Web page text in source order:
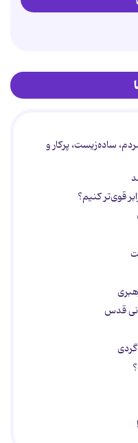
ساده‌زیست، پرکار و
قدس